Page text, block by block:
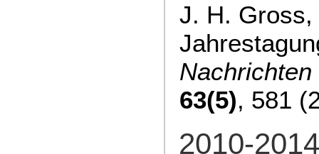
J. H.
63(5), 581
2010-2014